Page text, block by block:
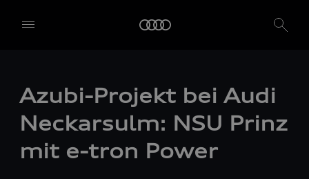
Azubi-Projekt bei Audi
Neckarsulm: NSU Prinz
mit e-tron Power